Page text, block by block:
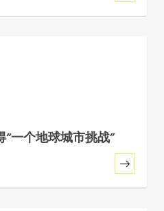
一个地球城市挑战”